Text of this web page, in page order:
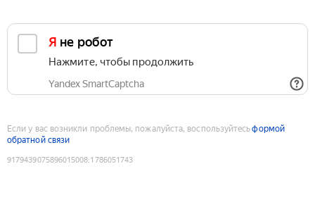
Я не робот
Нажмите, чтобы продолжить
Yandex SmartCaptcha
Если у вас возникли проблемы, пожалуйста, воспользуйтесьформой
обратной связи
9179439075896015008:1786051743